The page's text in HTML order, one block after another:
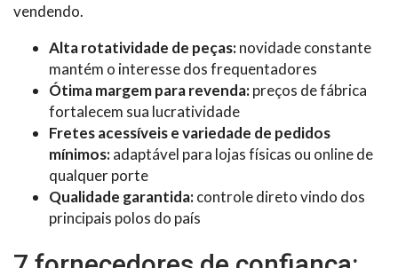
vendendo.
Alta rotatividade de peças:novidade constante
mantém o interesse dos frequentadores
Ótima margem para revenda:preços de fábrica
fortalecem sua lucratividade
Fretes acessíveis e variedade de pedidos
mínimos:adaptável para lojas físicas ou online de
qualquer porte
Qualidade garantida:controle direto vindo dos
principais polos do país